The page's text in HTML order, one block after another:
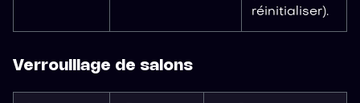
réinitialiser).
Verrouillage de salons